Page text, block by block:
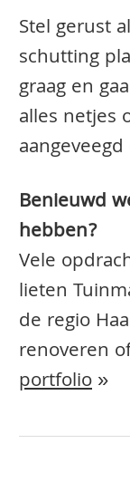
Stel gerust
schutting
graag en
alles netjes
Benieuwd
hebben?
Vele
lieten
de regio
renoveren
portfolio»